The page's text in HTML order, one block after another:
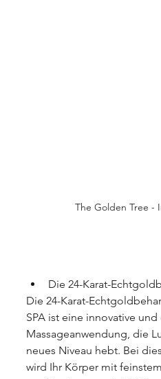
The Golden Tree -
Die 24-Karat-
Die 24-Karat-
SPA ist eine innovative und
Massageanwendung, die
neues Niveau hebt. Bei
wird Ihr Körper mit